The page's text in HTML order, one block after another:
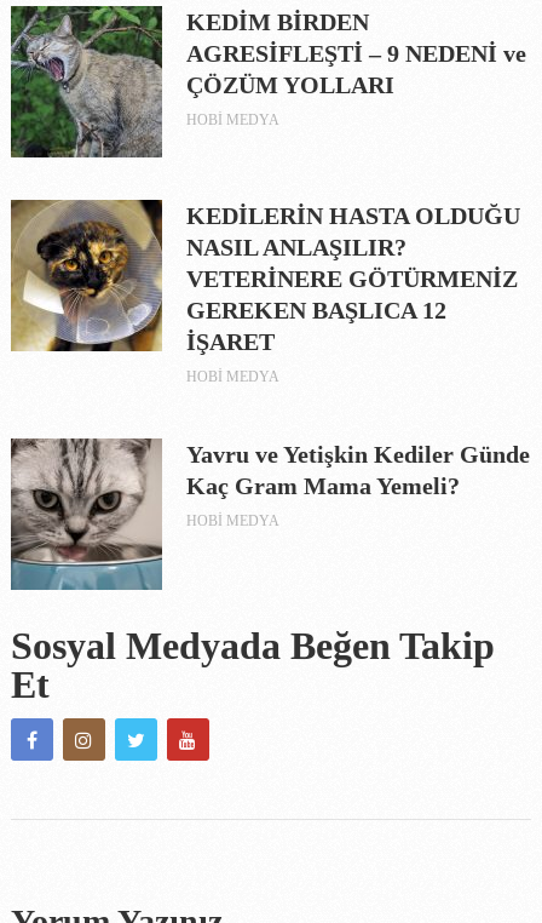
KEDİM BİRDEN
AGRESİFLEŞTİ – 9 NEDENİ ve
ÇÖZÜM YOLLARI
HOBI MEDYA
KEDİLERİN HASTA OLDUĞU
NASIL ANLAŞILIR?
VETERİNERE GÖTÜRMENİZ
GEREKEN BAŞLICA 12
İŞARET
HOBI MEDYA
Yavru ve Yetişkin Kediler Günde
Kaç Gram Mama Yemeli?
HOBI MEDYA
Sosyal Medyada Beğen Takip
Et